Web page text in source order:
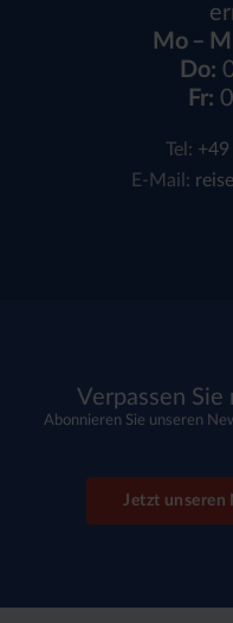
Mo –
Do:
Fr:
Tel:
E-Mail:
Verpassen Sie
Abonnieren Sie unseren
Jetzt unseren